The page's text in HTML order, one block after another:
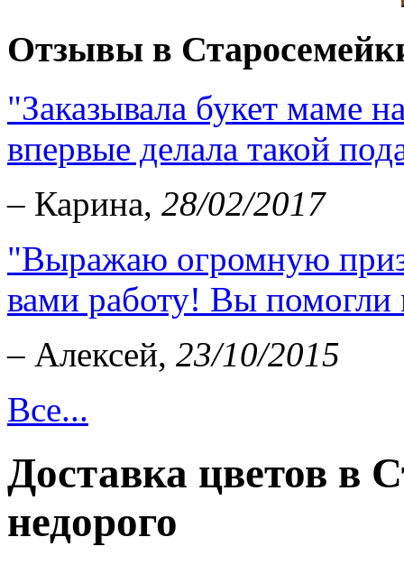
Отзывы в
"Заказывала букет маме
впервые делала такой
– Карина, 28/02/2017
"Выражаю огромную
вами работу! Вы
– Алексей, 23/10/2015
Все...
Доставка цветов в
недорого